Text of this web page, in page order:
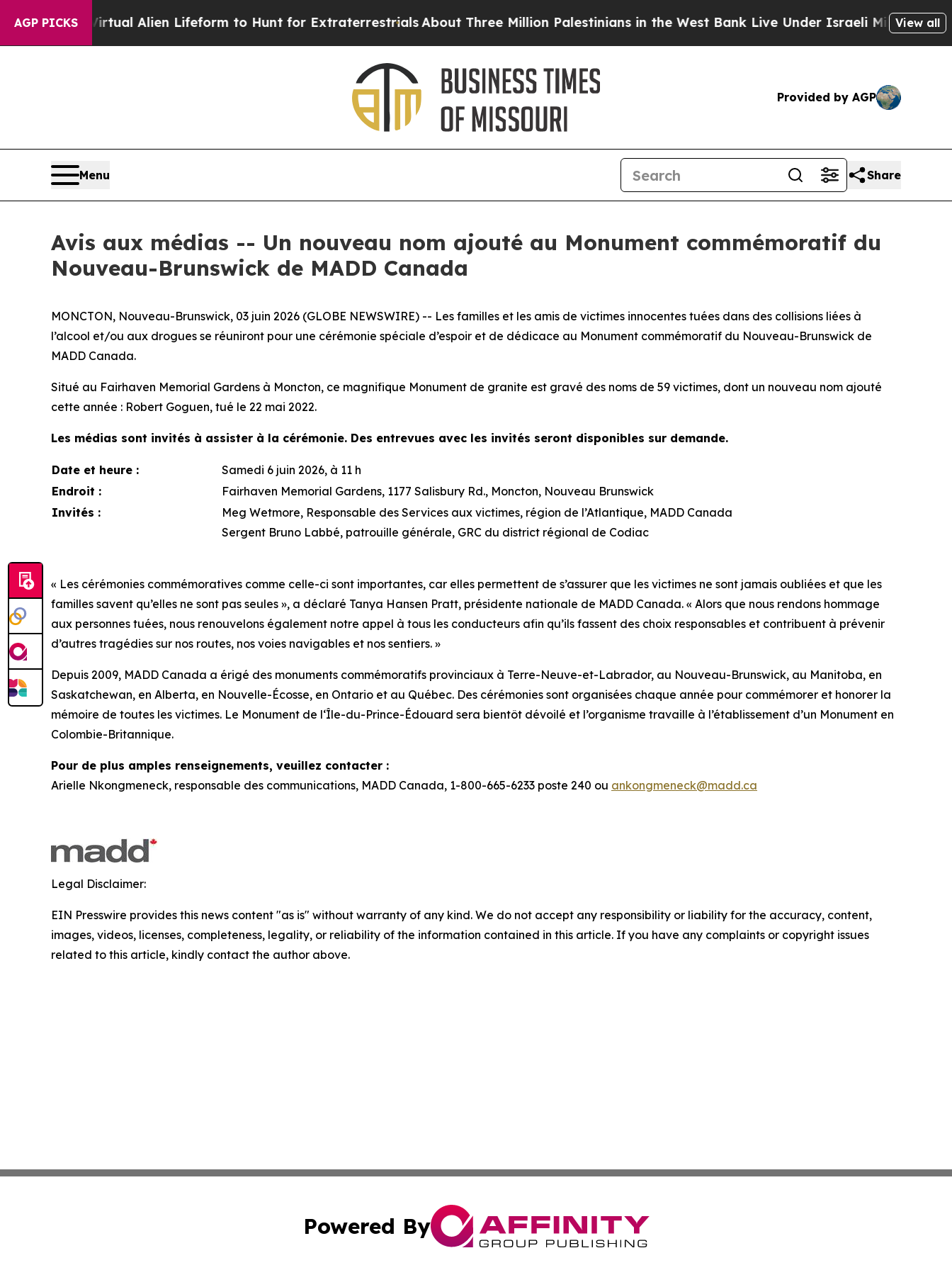
AGP PICKSa Virtual Alien Lifeform to Hunt for ExtraterrestrialsAbout Three Million Palestinians in the West Bank Live Under Israeli Military Rule,View all
Provided by AGP
Menu Share
Avis aux médias -- Un nouveau nom ajouté au Monument commémoratif du
Nouveau-Brunswick de MADD Canada
MONCTON, Nouveau-Brunswick, 03 juin 2026 (GLOBE NEWSWIRE) -- Les familles et les amis de victimes innocentes tuées dans des collisions liées à
l’alcool et/ou aux drogues se réuniront pour une cérémonie spéciale d’espoir et de dédicace au Monument commémoratif du Nouveau-Brunswick de
MADD Canada.
Situé au Fairhaven Memorial Gardens à Moncton, ce magnifique Monument de granite est gravé des noms de 59 victimes, dont un nouveau nom ajouté
cette année : Robert Goguen, tué le 22 mai 2022.
Les médias sont invités à assister à la cérémonie. Des entrevues avec les invités seront disponibles sur demande.
Date et heure :
Samedi 6 juin 2026, à 11 h
Endroit :
Fairhaven Memorial Gardens, 1177 Salisbury Rd., Moncton, Nouveau Brunswick
Invités :
Meg Wetmore, Responsable des Services aux victimes, région de l’Atlantique, MADD Canada
Sergent Bruno Labbé, patrouille générale, GRC du district régional de Codiac
« Les cérémonies commémoratives comme celle-ci sont importantes, car elles permettent de s’assurer que les victimes ne sont jamais oubliées et que les
familles savent qu’elles ne sont pas seules », a déclaré Tanya Hansen Pratt, présidente nationale de MADD Canada. « Alors que nous rendons hommage
aux personnes tuées, nous renouvelons également notre appel à tous les conducteurs afin qu’ils fassent des choix responsables et contribuent à prévenir
d’autres tragédies sur nos routes, nos voies navigables et nos sentiers. »
Depuis 2009, MADD Canada a érigé des monuments commémoratifs provinciaux à Terre-Neuve-et-Labrador, au Nouveau-Brunswick, au Manitoba, en
Saskatchewan, en Alberta, en Nouvelle-Écosse, en Ontario et au Québec. Des cérémonies sont organisées chaque année pour commémorer et honorer la
mémoire de toutes les victimes. Le Monument de l‘Île-du-Prince-Édouard sera bientôt dévoilé et l’organisme travaille à l’établissement d’un Monument en
Colombie-Britannique.
Pour de plus amples renseignements, veuillez contacter :
Arielle Nkongmeneck, responsable des communications, MADD Canada, 1-800-665-6233 poste 240 ou ankongmeneck@madd.ca
Legal Disclaimer:
EIN Presswire provides this news content "as is" without warranty of any kind. We do not accept any responsibility or liability for the accuracy, content,
images, videos, licenses, completeness, legality, or reliability of the information contained in this article. If you have any complaints or copyright issues
related to this article, kindly contact the author above.
Powered By